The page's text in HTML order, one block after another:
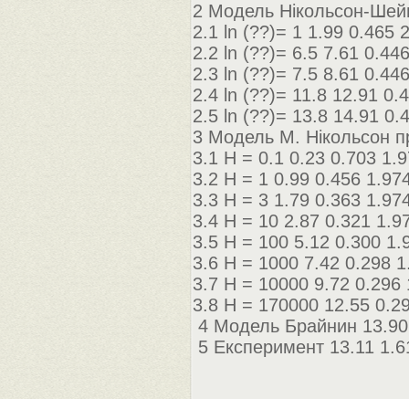
2 Модель Нікольсон-
2.1 ln (??)= 1 1.99 0.465
2.2 ln (??)= 6.5 7.61
2.3 ln (??)= 7.5 8.61
2.4 ln (??)= 11.8 12.91
2.5 ln (??)= 13.8 14.91
3 Модель М. Нікольсон
3.1 H = 0.1 0.23 0.703
3.2 H = 1 0.99 0.456
3.3 H = 3 1.79 0.363
3.4 H = 10 2.87 0.321
3.5 H = 100 5.12 0.300
3.6 H = 1000 7.42 0.298
3.7 H = 10000 9.72 0.296
3.8 H = 170000 12.55
4 Модель Брайнин
5 Експеримент 13.11